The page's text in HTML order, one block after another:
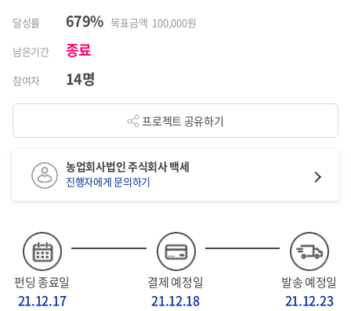
달성률 679% 목표금액 100,000원
남은기간
종료
참여자 14명
프로젝트 공유하기
펀딩 종료일
21.12.17
결제 예정일
21.12.18
발송 예정일
21.12.23
농업회사법인 주식회사 백세
진행자에게 문의하기